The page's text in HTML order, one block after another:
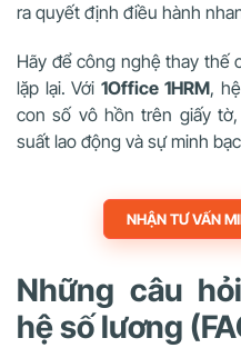
ra quyết định điều hành
Hãy để công nghệ thay thế
lặp lại. Với1Office 1HRM,
con số vô hồn trên giấy
suất lao động và sự minh
NHẬN TƯ VẤN
Những câu
hệ số lương